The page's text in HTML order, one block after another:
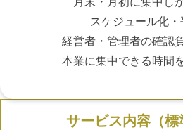
スケジュール化・
経営者・管理者の確認
本業に集中できる時間
サービス内容（標